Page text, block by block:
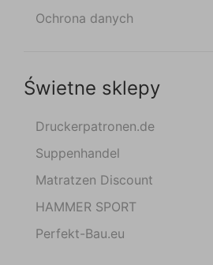
Ochrona danych
Świetne sklepy
Druckerpatronen.de
Suppenhandel
Matratzen Discount
HAMMER SPORT
Perfekt-Bau.eu